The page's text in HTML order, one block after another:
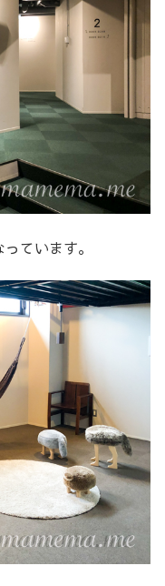
ています。